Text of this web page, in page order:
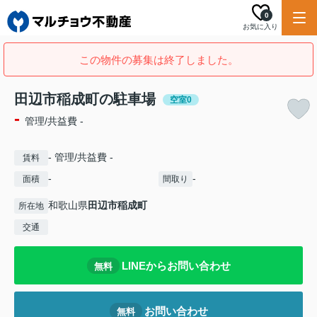
お気に入り
0
この物件の募集は終了しました。
田辺市稲成町の駐車場 空室0
- 管理/共益費 -
賃料 - 管理/共益費 -
面積 - 間取り -
所在地 和歌山県田辺市稲成町
交通
無料 LINEからお問い合わせ
無料 お問い合わせ